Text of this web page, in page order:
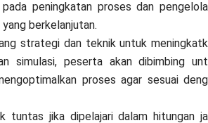
peningkatan proses dan
berkelanjutan.
strategi dan teknik untuk
simulasi, peserta akan dibimbing
proses agar sesuai
tuntas jika dipelajari dalam hitungan